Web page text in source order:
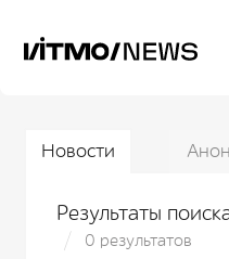
Новости
Результаты
0 результатов